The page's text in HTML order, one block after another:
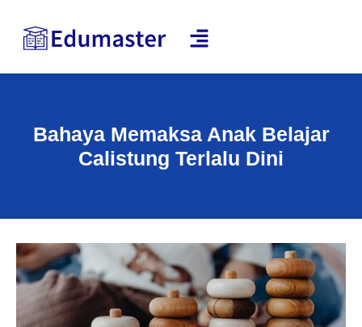
Bahaya Memaksa Anak Belajar
Calistung Terlalu Dini